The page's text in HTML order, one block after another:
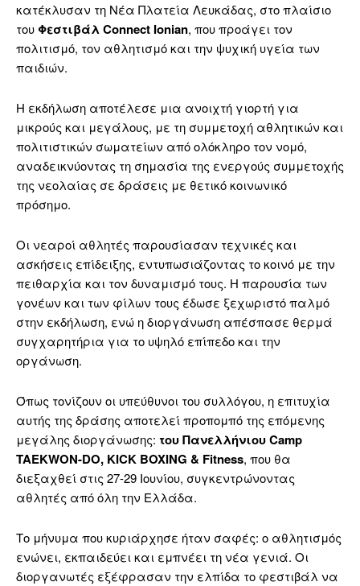
κατέκλυσαν τη Νέα Πλατεία Λευκάδας, στο πλαίσιο
του Φεστιβάλ Connect Ionian, που προάγει τον
πολιτισμό, τον αθλητισμό και την ψυχική υγεία των
παιδιών.
Η εκδήλωση αποτέλεσε μια ανοιχτή γιορτή για
μικρούς και μεγάλους, με τη συμμετοχή αθλητικών και
πολιτιστικών σωματείων από ολόκληρο τον νομό,
αναδεικνύοντας τη σημασία της ενεργούς συμμετοχής
της νεολαίας σε δράσεις με θετικό κοινωνικό
πρόσημο.
Οι νεαροί αθλητές παρουσίασαν τεχνικές και
ασκήσεις επίδειξης, εντυπωσιάζοντας το κοινό με την
πειθαρχία και τον δυναμισμό τους. Η παρουσία των
γονέων και των φίλων τους έδωσε ξεχωριστό παλμό
στην εκδήλωση, ενώ η διοργάνωση απέσπασε θερμά
συγχαρητήρια για το υψηλό επίπεδο και την
οργάνωση.
Όπως τονίζουν οι υπεύθυνοι του συλλόγου, η επιτυχία
αυτής της δράσης αποτελεί προπομπό της επόμενης
μεγάλης διοργάνωσης: του Πανελλήνιου Camp
TAEKWON-DO, KICK BOXING & Fitness, που θα
διεξαχθεί στις 27-29 Ιουνίου, συγκεντρώνοντας
αθλητές από όλη την Ελλάδα.
Το μήνυμα που κυριάρχησε ήταν σαφές: ο αθλητισμός
ενώνει, εκπαιδεύει και εμπνέει τη νέα γενιά. Οι
διοργανωτές εξέφρασαν την ελπίδα το φεστιβάλ να